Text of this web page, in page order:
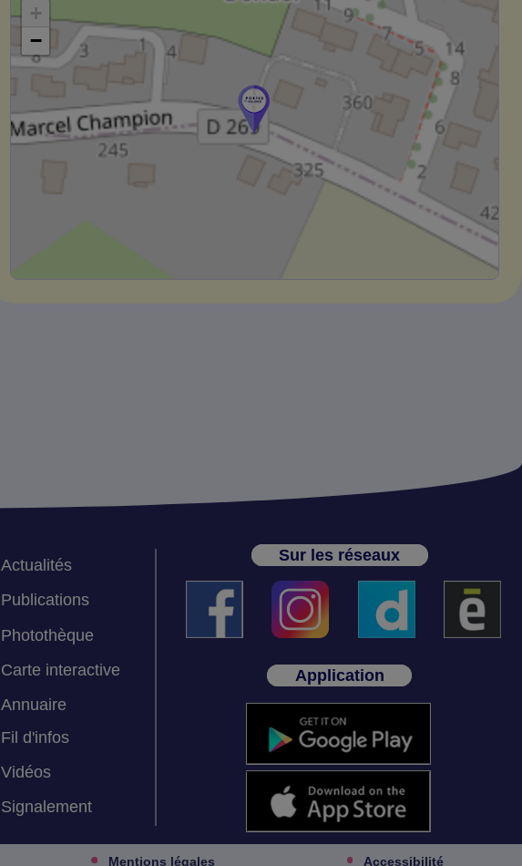
+
−
Actualités
Publications
Photothèque
Carte interactive
Annuaire
Fil d'infos
Vidéos
Signalement
Sur les réseaux
Application
Mentions légales Accessibilité